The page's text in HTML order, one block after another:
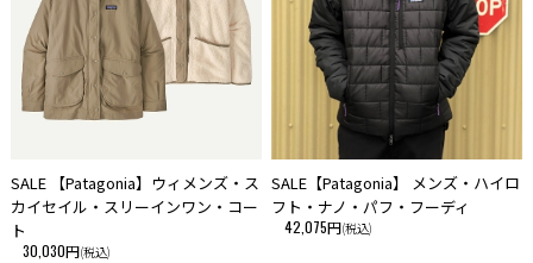
在庫管理は、できる限りリアルタイムな更新を心がけておりますが、万一
欠品の際はご了承下さい。
SALE 【Patagonia】ウィメンズ・ス
カイセイル・スリーインワン・コー
ト
30,030円(税込)
SALE【Patagonia】 メンズ・ハイロ
フト・ナノ・パフ・フーディ
42,075円(税込)